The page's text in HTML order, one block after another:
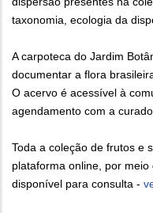
taxonomia, ecologia da
A carpoteca do Jardim
documentar a flora
O acervo é acessível à
agendamento com a
Toda a coleção de frutos e
plataforma online, por
disponível para consulta -